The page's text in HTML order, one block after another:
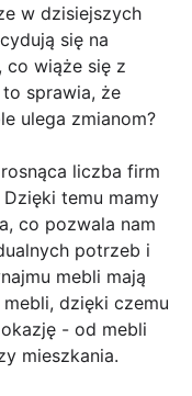
w dzisiejszych
się na
co wiąże się z
sprawia, że
ulega zmianom?
liczba firm
temu mamy
co pozwala nam
potrzeb i
mebli mają
dzięki czemu
- od mebli
mieszkania.